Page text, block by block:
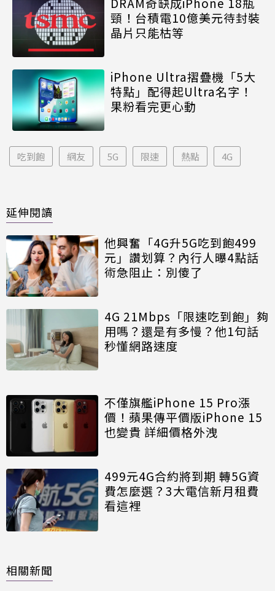
頸！台積電10億美元待封裝
晶片只能枯等
iPhone Ultra摺疊機「5大
特點」配得起Ultra名字！
果粉看完更心動
吃到飽 網友 5G 限速 熱點 4G
延伸閱讀
他興奮「4G升5G吃到飽499
元」讚划算？內行人曝4點話
術急阻止：別傻了
4G 21Mbps「限速吃到飽」夠
用嗎？還是有多慢？他1句話
秒懂網路速度
不僅旗艦iPhone 15 Pro漲
價！蘋果傳平價版iPhone 15
也變貴 詳細價格外洩
499元4G合約將到期 轉5G資
費怎麼選？3大電信新月租費
看這裡
相關新聞